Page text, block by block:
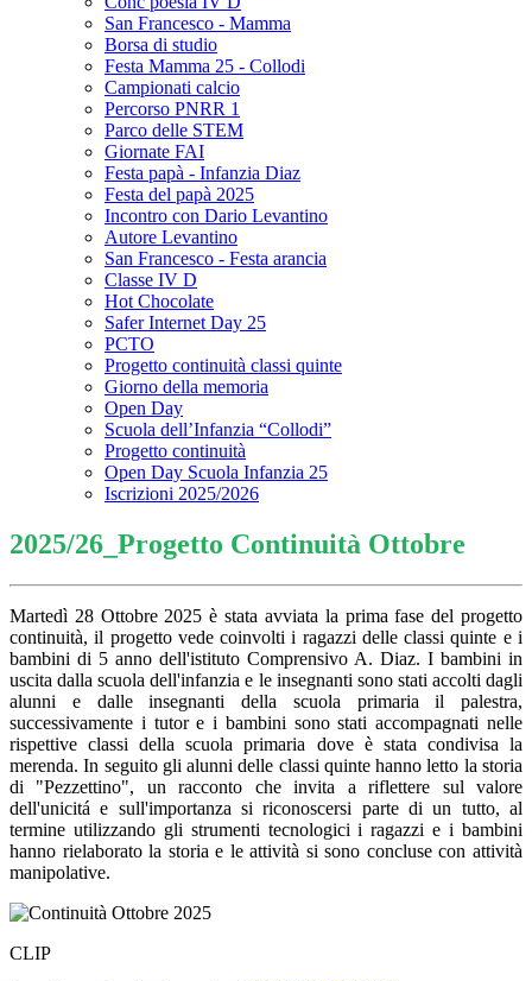
San Francesco - Mamma
Borsa di studio
Festa Mamma 25 - Collodi
Campionati calcio
Percorso PNRR 1
Parco delle STEM
Giornate FAI
Festa papà - Infanzia Diaz
Festa del papà 2025
Incontro con Dario Levantino
Autore Levantino
San Francesco - Festa arancia
Classe IV D
Hot Chocolate
Safer Internet Day 25
PCTO
Progetto continuità classi quinte
Giorno della memoria
Open Day
Scuola dell’Infanzia “Collodi”
Progetto continuità
Open Day Scuola Infanzia 25
Iscrizioni 2025/2026
2025/26_Progetto Continuità Ottobre
Martedì 28 Ottobre 2025 è stata avviata la prima fase del progetto
continuità, il progetto vede coinvolti i ragazzi delle classi quinte e i
bambini di 5 anno dell'istituto Comprensivo A. Diaz. I bambini in
uscita dalla scuola dell'infanzia e le insegnanti sono stati accolti dagli
alunni e dalle insegnanti della scuola primaria il palestra,
successivamente i tutor e i bambini sono stati accompagnati nelle
rispettive classi della scuola primaria dove è stata condivisa la
merenda. In seguito gli alunni delle classi quinte hanno letto la storia
di "Pezzettino", un racconto che invita a riflettere sul valore
dell'unicitá e sull'importanza si riconoscersi parte di un tutto, al
termine utilizzando gli strumenti tecnologici i ragazzi e i bambini
hanno rielaborato la storia e le attività si sono concluse con attività
manipolative.
CLIP